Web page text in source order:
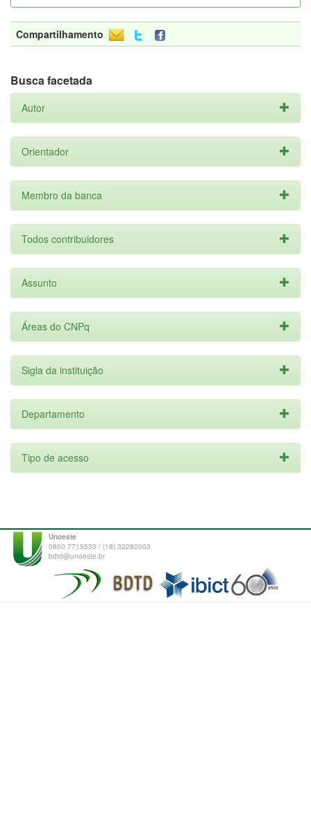
Compartilhamento
Busca facetada
Autor
Orientador
Membro da banca
Todos contribuidores
Assunto
Áreas do CNPq
Sigla da instituição
Departamento
Tipo de acesso
Unoeste
0800 7715533 / (18) 32292003
bdtd@unoeste.br